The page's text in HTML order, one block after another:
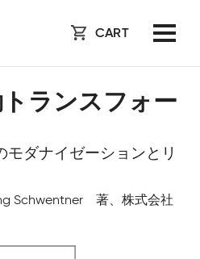
CART
トランスフォー
ダナイゼーションとリ
Schwentner 著、株式会社